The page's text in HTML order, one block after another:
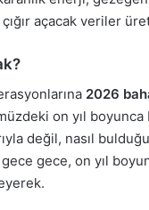
açacak veriler
2026
on yıl
değil, nasıl
gece, on yıl